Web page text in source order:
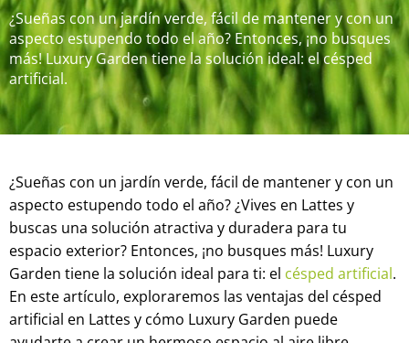
¿Sueñas con un jardín verde, fácil de mantener y con un
aspecto estupendo todo el año? Entonces, ¡no busques
más! Luxury Garden tiene la solución ideal: el césped
artificial.
¿Sueñas con un jardín verde, fácil de mantener y con un
aspecto estupendo todo el año? ¿Vives en Lattes y
buscas una solución atractiva y duradera para tu
espacio exterior? Entonces, ¡no busques más! Luxury
Garden tiene la solución ideal para ti: el césped artificial.
En este artículo, exploraremos las ventajas del césped
artificial en Lattes y cómo Luxury Garden puede